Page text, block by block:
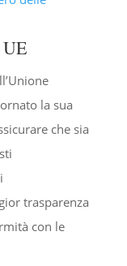
la sua
che sia
trasparenza
con le